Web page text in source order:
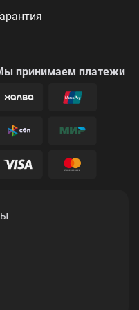
принимаем платежи